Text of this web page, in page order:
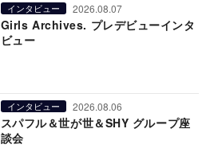
インタビュー 2026.08.07
Girls Archives. プレデビューインタ
ビュー
インタビュー 2026.08.06
スパフル＆世が世＆SHY グループ座
談会